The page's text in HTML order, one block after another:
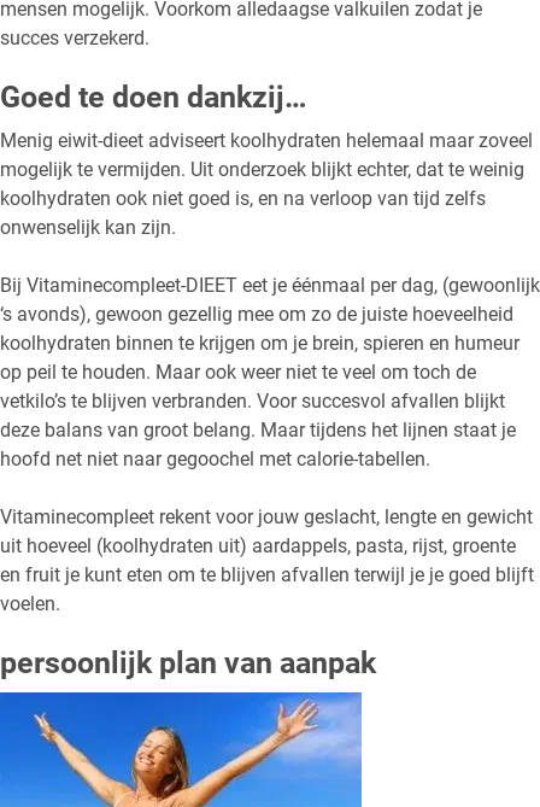
mensen mogelijk. Voorkom alledaagse valkuilen zodat je
succes verzekerd.
Goed te doen dankzij…
Menig eiwit-dieet adviseert koolhydraten helemaal maar zoveel
mogelijk te vermijden. Uit onderzoek blijkt echter, dat te weinig
koolhydraten ook niet goed is, en na verloop van tijd zelfs
onwenselijk kan zijn.
Bij Vitaminecompleet-DIEET eet je éénmaal per dag, (gewoonlijk
‘s avonds), gewoon gezellig mee om zo de juiste hoeveelheid
koolhydraten binnen te krijgen om je brein, spieren en humeur
op peil te houden. Maar ook weer niet te veel om toch de
vetkilo’s te blijven verbranden. Voor succesvol afvallen blijkt
deze balans van groot belang. Maar tijdens het lijnen staat je
hoofd net niet naar gegoochel met calorie-tabellen.
Vitaminecompleet rekent voor jouw geslacht, lengte en gewicht
uit hoeveel (koolhydraten uit) aardappels, pasta, rijst, groente
en fruit je kunt eten om te blijven afvallen terwijl je je goed blijft
voelen.
persoonlijk plan van aanpak